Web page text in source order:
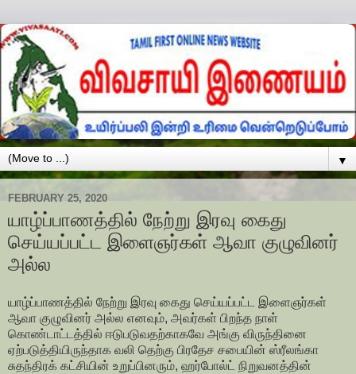
▼
FEBRUARY 25, 2020
யாழ்ப்பாணத்தில் நேற்று இரவு கைது
செய்யப்பட்ட இளைஞர்கள் ஆவா குழுவினர்
அல்ல
யாழ்ப்பாணத்தில் நேற்று இரவு கைது செய்யப்பட்ட இளைஞர்கள்
ஆவா குழுவினர் அல்ல எனவும், அவர்கள் பிறந்த நாள்
கொண்டாட்டத்தில் ஈடுபடுவதற்காகவே அங்கு விருந்தினை
ஏற்படுத்தியிருந்தாக வலி தெற்கு பிரதேச சபையின் ஸ்ரீலங்கா
சுதந்திரக் கட்சியின் உறுப்பினரும், ஹர்போல்ட் நிறுவனத்தின்